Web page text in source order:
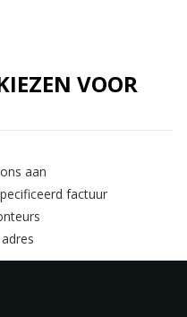
VOOR
aan
factuur